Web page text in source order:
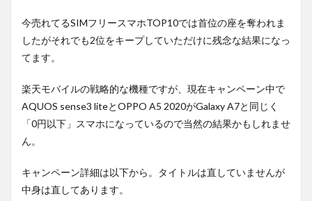
今売れてるSIMフリースマホTOP10では首位の座を奪われま
したがそれでも2位をキープしていただけに残念な結果になっ
てます。
楽天モバイルの戦略的な機種ですが、現在キャンペーン中で
AQUOS sense3 liteとOPPO A5 2020がGalaxy A7と同じく
「0円以下」スマホになっているので当然の結果かもしれませ
ん。
キャンペーン詳細は以下から。タイトルは直していませんが
中身は直してあります。